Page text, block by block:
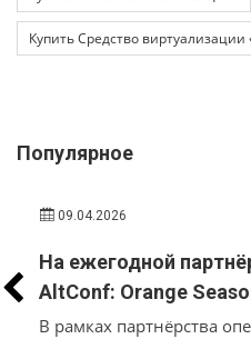
Купить Средство виртуализации
Популярное
09.04.2026
На ежегодной
AltConf: Orange
СПО» и «Трамплин
В рамках партнёрства